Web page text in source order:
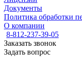
Документы
Политика обработки
О компании
8-812-237-39-05
Заказать звонок
Задать вопрос